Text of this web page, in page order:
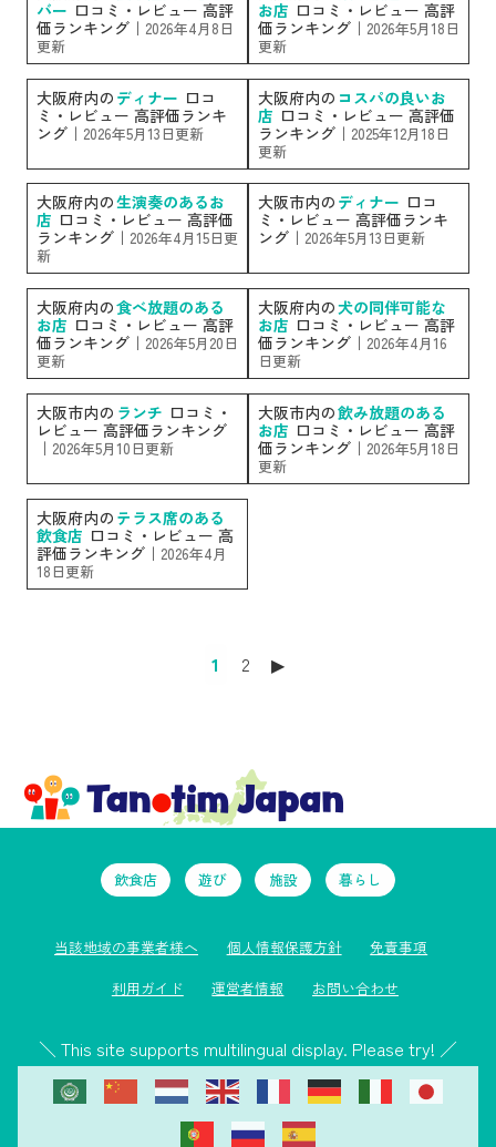
バー 口コミ・レビュー 高評
価ランキング｜ 2026年4月8日
更新
お店 口コミ・レビュー 高評
価ランキング｜ 2026年5月18日
更新
大阪府内の ディナー 口コ
ミ・レビュー 高評価ランキ
ング｜ 2026年5月13日更新
大阪府内の コスパの良いお
店 口コミ・レビュー 高評価
ランキング｜ 2025年12月18日
更新
大阪府内の生演奏のあるお
店 口コミ・レビュー 高評価
ランキング｜ 2026年4月15日更
新
大阪市内の ディナー 口コ
ミ・レビュー 高評価ランキ
ング｜ 2026年5月13日更新
大阪府内の食べ放題のある
お店 口コミ・レビュー 高評
価ランキング｜ 2026年5月20日
更新
大阪府内の犬の同伴可能な
お店 口コミ・レビュー 高評
価ランキング｜ 2026年4月16
日更新
大阪市内の ランチ 口コミ・
レビュー 高評価ランキング
｜ 2026年5月10日更新
大阪市内の飲み放題のある
お店 口コミ・レビュー 高評
価ランキング｜ 2026年5月18日
更新
大阪府内の テラス席のある
飲食店 口コミ・レビュー 高
評価ランキング｜ 2026年4月
18日更新
1 2 ▶︎
飲食店 遊び 施設 暮らし
当該地域の事業者様へ 個人情報保護方針
免責事項
利用ガイド
運営者情報 お問い合わせ
＼ This site supports multilingual display. Please try! ／